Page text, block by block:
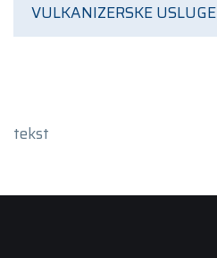
VULKANIZERSKE USLUGE
tekst